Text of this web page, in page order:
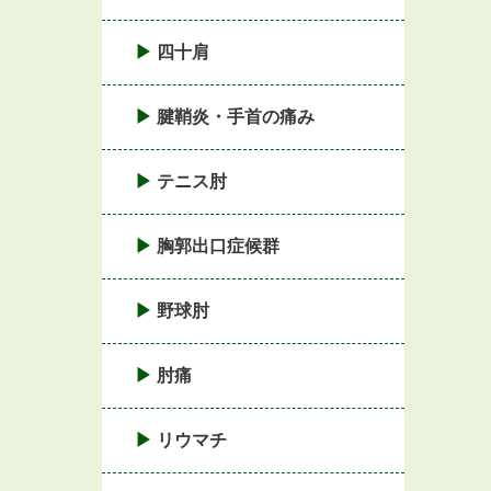
四十肩
腱鞘炎・手首の痛み
テニス肘
胸郭出口症候群
野球肘
肘痛
リウマチ